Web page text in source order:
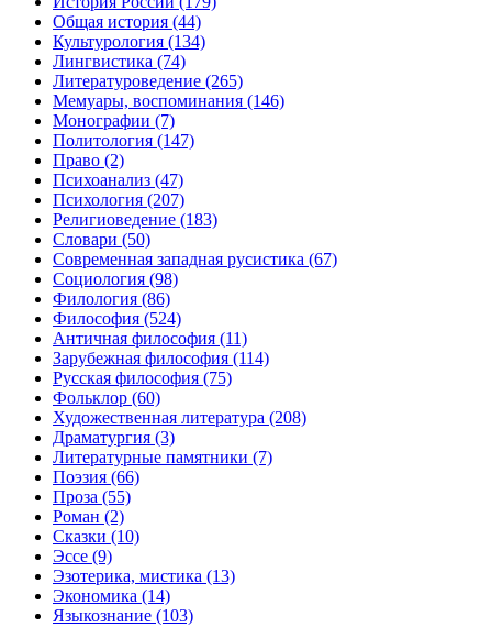
Общая история (44)
Культурология (134)
Лингвистика (74)
Литературоведение (265)
Мемуары, воспоминания (146)
Монографии (7)
Политология (147)
Право (2)
Психоанализ (47)
Психология (207)
Религиоведение (183)
Словари (50)
Современная западная русистика (67)
Социология (98)
Филология (86)
Философия (524)
Античная философия (11)
Зарубежная философия (114)
Русская философия (75)
Фольклор (60)
Художественная литература (208)
Драматургия (3)
Литературные памятники (7)
Поэзия (66)
Проза (55)
Роман (2)
Сказки (10)
Эссе (9)
Эзотерика, мистика (13)
Экономика (14)
Языкознание (103)